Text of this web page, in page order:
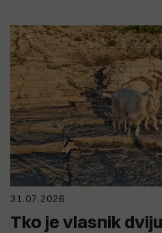
31.07.2026
Tko je vlasnik